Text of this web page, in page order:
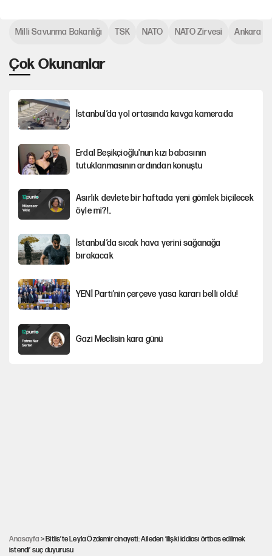
Çok Okunanlar
İstanbul’da yol ortasında kavga kamerada
Erdal Beşikçioğlu'nun kızı babasının
tutuklanmasının ardından konuştu
Asırlık devlete bir haftada yeni gömlek biçilecek
öyle mi?!..
İstanbul’da sıcak hava yerini sağanağa
bırakacak
YENİ Parti'nin çerçeve yasa kararı belli oldu!
Gazi Meclisin kara günü
Milli Savunma Bakanlığı TSK NATO NATO Zirvesi Ankara
Anasayfa > Bitlis’te Leyla Özdemir cinayeti: Aileden ‘ilişki iddiası örtbas edilmek
istendi’ suç duyurusu